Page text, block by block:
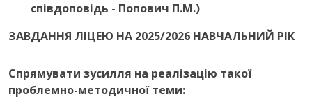
співдоповідь - Попович П.М.)
ЗАВДАННЯ ЛІЦЕЮ НА 2025/2026 НАВЧАЛЬНИЙ РІК
Спрямувати зусилля на реалізацію такої
проблемно-методичної теми: